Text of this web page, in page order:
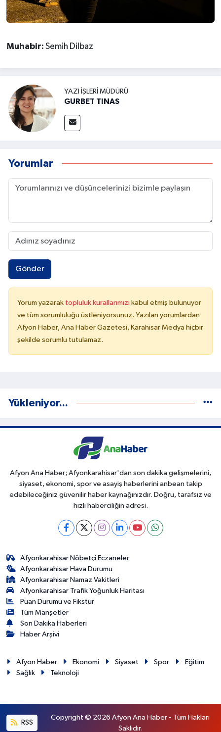
Muhabir: Semih Dilbaz
YAZI İŞLERI MÜDÜRÜ
GURBET TINAS
Yorumlar
Gönder
Yorum yazarak topluluk kurallarımızı kabul etmiş bulunuyor
ve tüm sorumluluğu üstleniyorsunuz. Yazılan yorumlardan
Afyon Haber, Ana Haber Gazetesi, Karahisar Medya hiçbir
şekilde sorumlu tutulamaz.
Yükleniyor...
Afyon Ana Haber; Afyonkarahisar'dan son dakika gelişmelerini,
siyaset, ekonomi, spor ve asayiş haberlerini anbean takip
edebileceğiniz güvenilir haber kaynağınızdır. Doğru, tarafsız ve
hızlı haberciliğin adresi.
Afyonkarahisar Nöbetçi Eczaneler
Afyonkarahisar Hava Durumu
Afyonkarahisar Namaz Vakitleri
Afyonkarahisar Trafik Yoğunluk Haritası
Puan Durumu ve Fikstür
Tüm Manşetler
Son Dakika Haberleri
Haber Arşivi
Afyon Haber Ekonomi Siyaset Spor
Eğitim
Sağlık
Teknoloji
RSS
Copyright © 2026 Afyon Ana Haber - Tüm Hakları
Saklıdır.